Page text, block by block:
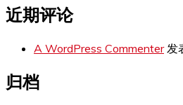
近期评论
A WordPress Commenter发
归档